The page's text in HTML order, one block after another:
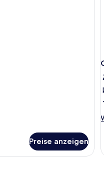
Preise anzeigen